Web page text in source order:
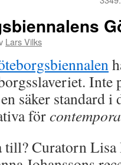
Lars Vilks
Inte
säker standard i
för
till? Curatorn Lisa